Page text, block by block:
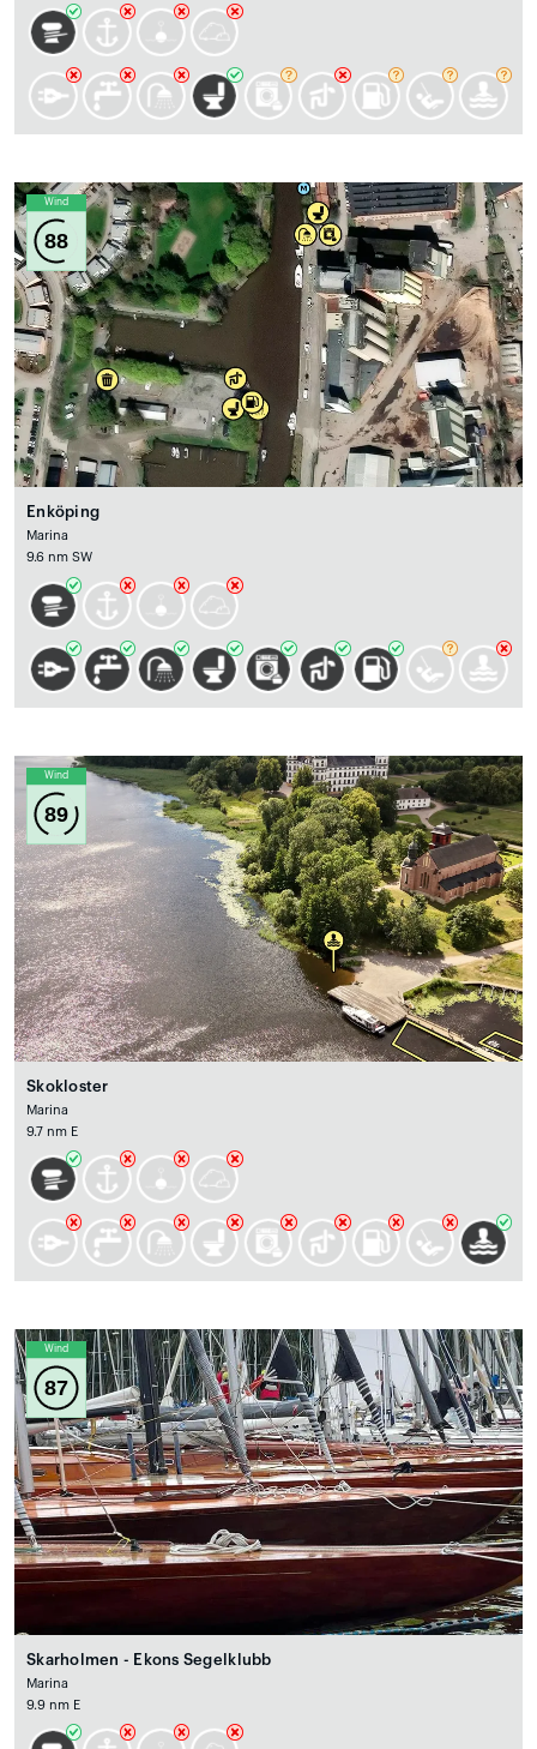
Wind
88
Enköping
Marina
9.6 nm SW
Wind
89
Skokloster
Marina
9.7 nm E
Wind
87
Skarholmen - Ekons Segelklubb
Marina
9.9 nm E